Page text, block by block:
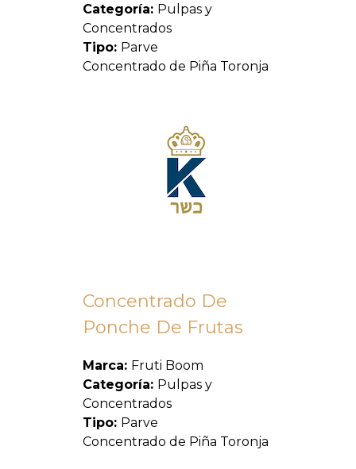
Categoría: Pulpas y
Concentrados
Tipo: Parve
Concentrado de Piña Toronja
Concentrado De
Ponche De Frutas
Marca: Fruti Boom
Categoría: Pulpas y
Concentrados
Tipo: Parve
Concentrado de Piña Toronja